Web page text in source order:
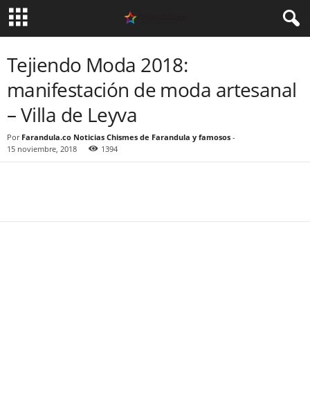
Tejiendo Moda 2018:
manifestación de moda artesanal
– Villa de Leyva
Por Farandula.co Noticias Chismes de Farandula y famosos -
15 noviembre, 2018
1394